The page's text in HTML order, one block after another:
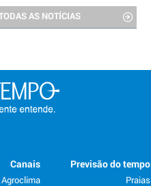
AS NOTÍCIAS
Previsão do tempo
Praias
Canais
Agroclima